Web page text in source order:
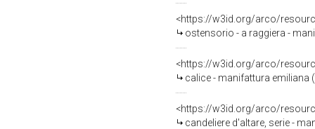
<https://w3id.org/arco/
ostensorio - a raggiera -
<https://w3id.org/arco/
calice - manifattura emiliana
<https://w3id.org/arco/
candeliere d'altare, serie -